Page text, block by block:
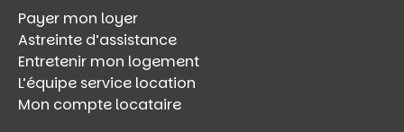
Payer mon loyer
Astreinte d’assistance
Entretenir mon logement
L’équipe service location
Mon compte locataire